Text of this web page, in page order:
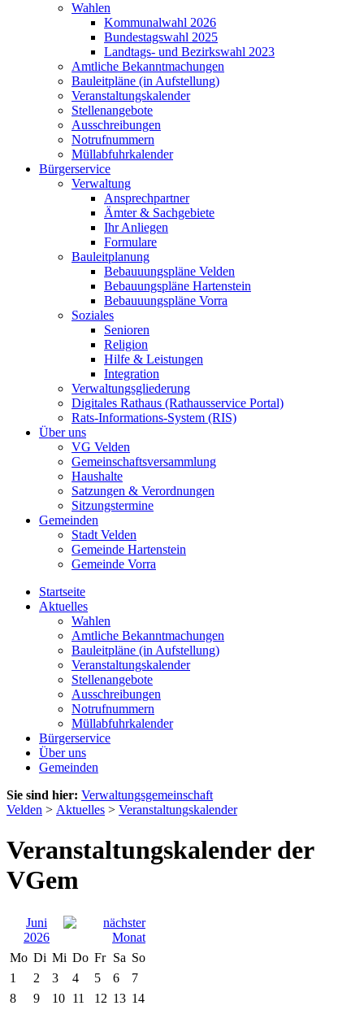
Wahlen
Kommunalwahl 2026
Bundestagswahl 2025
Landtags- und Bezirkswahl 2023
Amtliche Bekanntmachungen
Bauleitpläne (in Aufstellung)
Veranstaltungskalender
Stellenangebote
Ausschreibungen
Notrufnummern
Müllabfuhrkalender
Bürgerservice
Verwaltung
Ansprechpartner
Ämter & Sachgebiete
Ihr Anliegen
Formulare
Bauleitplanung
Bebauuungspläne Velden
Bebauungspläne Hartenstein
Bebauuungspläne Vorra
Soziales
Senioren
Religion
Hilfe & Leistungen
Integration
Verwaltungsgliederung
Digitales Rathaus (Rathausservice Portal)
Rats-Informations-System (RIS)
Über uns
VG Velden
Gemeinschaftsversammlung
Haushalte
Satzungen & Verordnungen
Sitzungstermine
Gemeinden
Stadt Velden
Gemeinde Hartenstein
Gemeinde Vorra
Startseite
Aktuelles
Wahlen
Amtliche Bekanntmachungen
Bauleitpläne (in Aufstellung)
Veranstaltungskalender
Stellenangebote
Ausschreibungen
Notrufnummern
Müllabfuhrkalender
Bürgerservice
Über uns
Gemeinden
Sie sind hier: Verwaltungsgemeinschaft
Velden > Aktuelles > Veranstaltungskalender
Veranstaltungskalender der
VGem
Juni
2026
Mo Di Mi Do Fr Sa So
1
2 3 4 5 6
7
8
9 10 11 12 13 14